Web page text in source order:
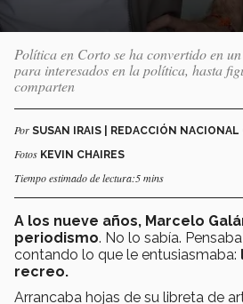
Política en Corto se ha convertido en
para interesados en la política, hasta
comparten
Por SUSAN IRAIS | REDACCIÓN NACIONAL
Fotos KEVIN CHAIRES
Tiempo estimado de lectura:5 mins
A los nueve años, Marcelo
periodismo. No lo sabía.
contando lo que le entusiasmaba:
recreo.
Arrancaba hojas de su libreta de